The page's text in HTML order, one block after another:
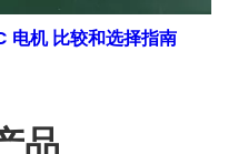
电机 比较和选择指南
品